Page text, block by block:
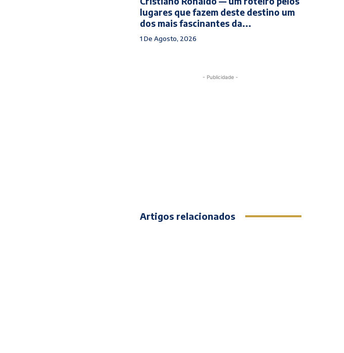
lugares que fazem deste destino um
dos mais fascinantes da...
1 De Agosto, 2026
- Publicidade -
Artigos relacionados